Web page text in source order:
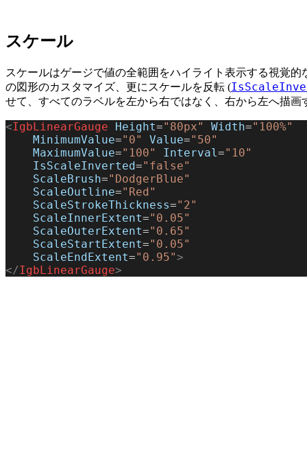
スケール
スケールはゲージで値の全範囲をハイライト表示する視覚
の図形のカスタマイズ、更にスケールを反転 (
せて、すべてのラベルを左から右ではなく、右から左へ描画
<IgbLinearGauge Height="80px" Width="100%"
    MinimumValue
="0" Value="50"
    MaximumValue
="100" Interval="10"
    IsScaleInverted
="false"
    ScaleBrush
="DodgerBlue"
    ScaleOutline
="Red"
    ScaleStrokeThickness
="2"
    ScaleInnerExtent
="0.05"
    ScaleOuterExtent
="0.65"
    ScaleStartExtent
="0.05"
    ScaleEndExtent
="0.95">
</IgbLinearGauge>